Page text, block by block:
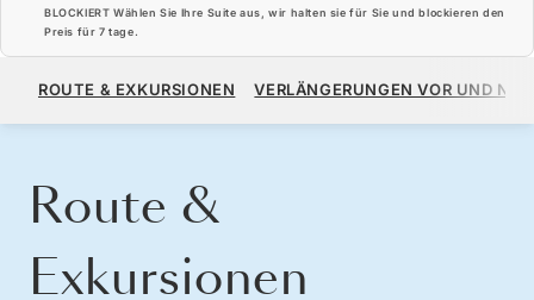
BLOCKIERT Wählen Sie Ihre Suite aus, wir halten sie für Sie und blockieren den
Preis für 7 tage.
13.200 $
ROUTE & EXKURSIONEN VERLÄNGERUNGEN VOR UND
Route &
Exkursionen